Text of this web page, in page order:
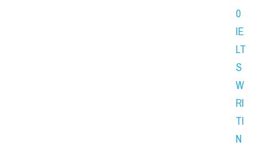
0
IE
LT
S
W
RI
TI
N